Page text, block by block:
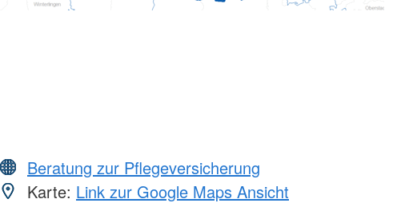
Beratung zur Pflegeversicherung
Karte: Link zur Google Maps Ansicht